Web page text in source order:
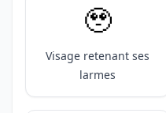
🥹
Visage retenant ses
larmes